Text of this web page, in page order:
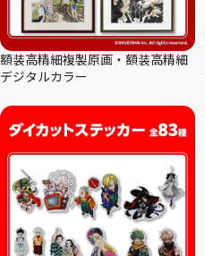
額装高精細複製原画・額装高精細
デジタルカラー